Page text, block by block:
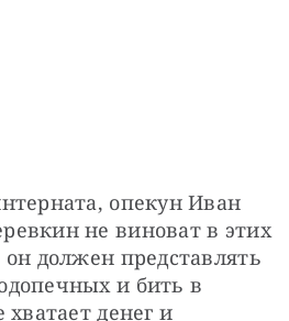
опекун Иван
не виноват в этих
он должен представлять
и бить в
денег и